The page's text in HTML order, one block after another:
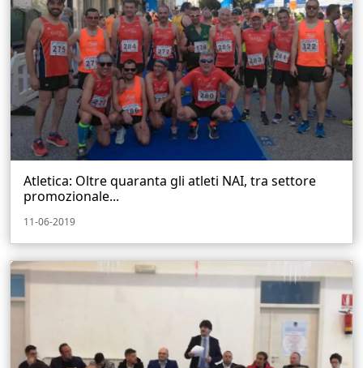
Atletica: Oltre quaranta gli atleti NAI, tra settore
promozionale...
11-06-2019